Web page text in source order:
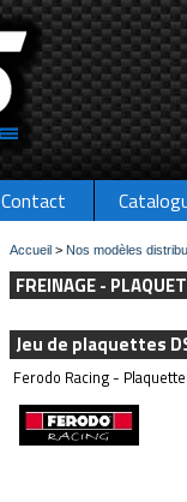
Contact
Accueil > Nos modèles
FREINAGE -
Jeu de plaquettes
Ferodo Racing -